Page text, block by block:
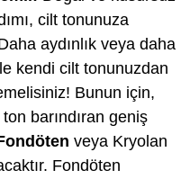
cilt tonunuza
aydınlık veya daha
kendi cilt tonunuzdan
Bunun için,
barındıran geniş
veya Kryolan
Fondöten